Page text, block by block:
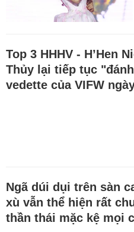
Top 3 HHHV - H’Hen
Thủy lại tiếp tục
vedette của VIFW
Ngã dúi dụi trên sàn
xù vẫn thể hiện rất
thần thái mặc kệ mọi